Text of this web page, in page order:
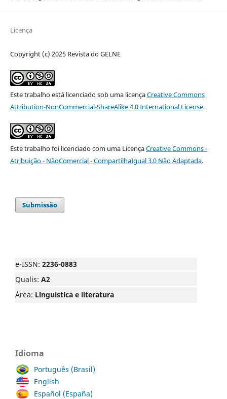
Licença
Copyright (c) 2025 Revista do GELNE
Este trabalho está licenciado sob uma licençaCreative Commons
Attribution-NonCommercial-ShareAlike 4.0 International License.
Este trabalho foi licenciado com uma LicençaCreative Commons -
Atribuição - NãoComercial - CompartilhaIgual 3.0 Não Adaptada.
Submissão
e-ISSN: 2236-0883
Qualis: A2
Área: Linguística e literatura
Idioma
Português (Brasil)
English
Español (España)